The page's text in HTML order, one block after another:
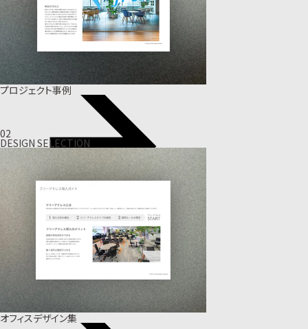
プロジェクト事例
02
DESIGN SELECTION
オフィスデザイン集